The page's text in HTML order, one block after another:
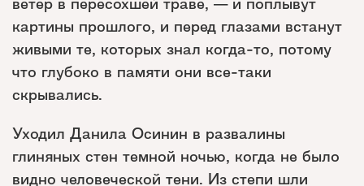
картины прошлого, и перед глазами встанут
живыми те, которых знал когда-то, потому
что глубоко в памяти они все-таки
скрывались.
Уходил Данила Осинин в развалины
глиняных стен темной ночью, когда не было
видно человеческой тени. Из степи шли